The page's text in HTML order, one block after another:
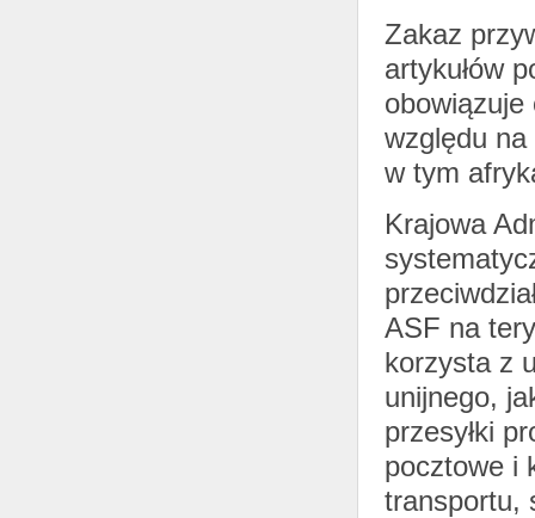
Zakaz
artykułów
względu
w tym
Krajowa
ASF na
korzysta z
unijnego,
przesyłki
pocztowe i
transportu,